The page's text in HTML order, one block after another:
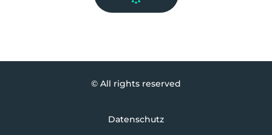
© All rights reserved
Datenschutz